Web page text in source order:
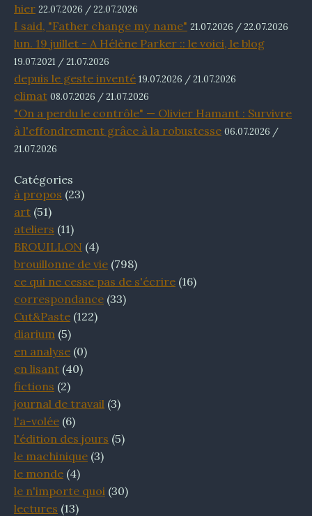
hier 22.07.2026 / 22.07.2026
I said, "Father change my name" 21.07.2026 / 22.07.2026
lun. 19 juillet - A Hélène Parker :: le voici, le blog
19.07.2021 / 21.07.2026
depuis le geste inventé 19.07.2026 / 21.07.2026
climat 08.07.2026 / 21.07.2026
"On a perdu le contrôle" — Olivier Hamant : Survivre
à l'effondrement grâce à la robustesse 06.07.2026 /
21.07.2026
Catégories
à propos (23)
art (51)
ateliers (11)
BROUILLON (4)
brouillonne de vie (798)
ce qui ne cesse pas de s'écrire (16)
correspondance (33)
Cut&Paste (122)
diarium (5)
en analyse (0)
en lisant (40)
fictions (2)
journal de travail (3)
l'a-volée (6)
l'édition des jours (5)
le machinique (3)
le monde (4)
le n'importe quoi (30)
lectures (13)